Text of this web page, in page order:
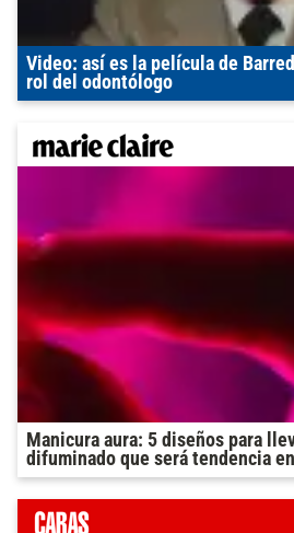
Video: así es la película de
rol del odontólogo
Manicura aura: 5 diseños para
difuminado que será tendencia